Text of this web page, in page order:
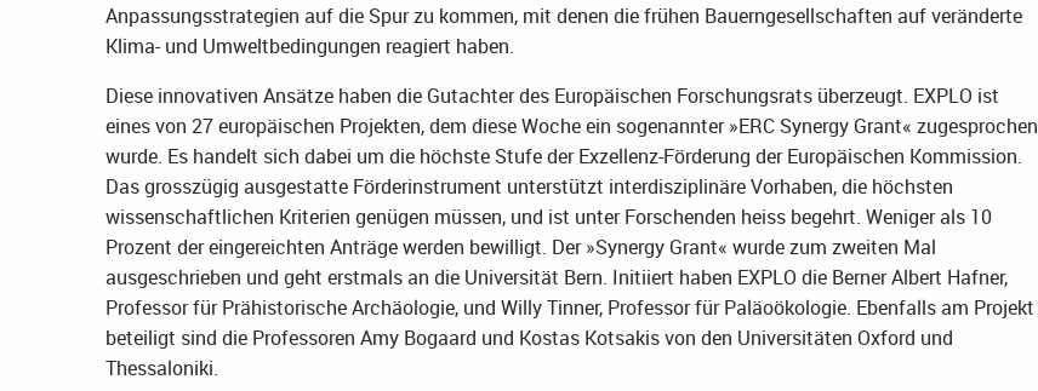
Anpassungsstrategien auf die Spur zu kommen, mit denen die frühen Bauerngesellschaften auf veränderte
Klima- und Umweltbedingungen reagiert haben.
Diese innovativen Ansätze haben die Gutachter des Europäischen Forschungsrats überzeugt. EXPLO ist
eines von 27 europäischen Projekten, dem diese Woche ein sogenannter »ERC Synergy Grant« zugesprochen
wurde. Es handelt sich dabei um die höchste Stufe der Exzellenz-Förderung der Europäischen Kommission.
Das grosszügig ausgestatte Förderinstrument unterstützt interdisziplinäre Vorhaben, die höchsten
wissenschaftlichen Kriterien genügen müssen, und ist unter Forschenden heiss begehrt. Weniger als 10
Prozent der eingereichten Anträge werden bewilligt. Der »Synergy Grant« wurde zum zweiten Mal
ausgeschrieben und geht erstmals an die Universität Bern. Initiiert haben EXPLO die Berner Albert Hafner,
Professor für Prähistorische Archäologie, und Willy Tinner, Professor für Paläoökologie. Ebenfalls am Projekt
beteiligt sind die Professoren Amy Bogaard und Kostas Kotsakis von den Universitäten Oxford und
Thessaloniki.